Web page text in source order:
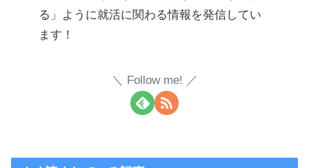
る」ように就活に関わる情報を発信してい
ます！
Follow me!